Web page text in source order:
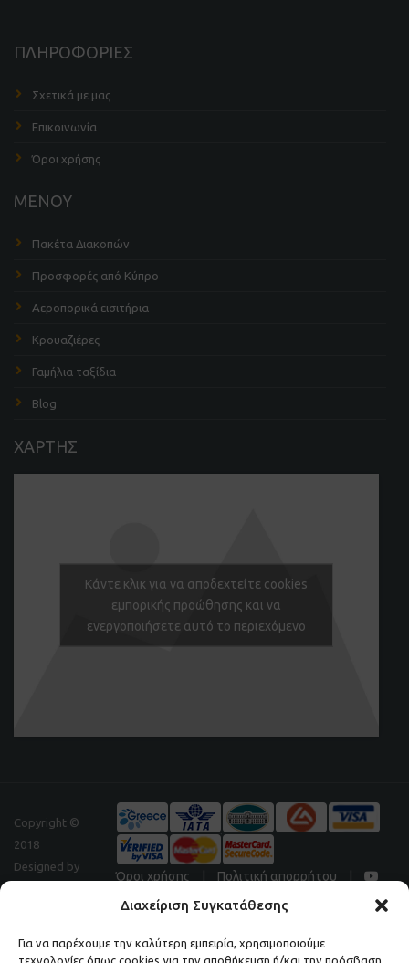
Διαχείριση Συγκατάθεσης
Για να παρέχουμε την καλύτερη εμπειρία, χρησιμοποιούμε
τεχνολογίες όπως cookies για την αποθήκευση ή/και την πρόσβαση
ΠΛΗΡΟΦΟΡΙΕΣ
Σχετικά με μας
Επικοινωνία
Όροι χρήσης
ΜΕΝΟΥ
Πακέτα Διακοπών
Προσφορές από Κύπρο
Αεροπορικά εισιτήρια
Κρουαζιέρες
Γαμήλια ταξίδια
Blog
ΧΑΡΤΗΣ
Κάντε κλικ για να αποδεχτείτε cookies
εμπορικής προώθησης και να
ενεργοποιήσετε αυτό το περιεχόμενο
Copyright ©
2018
Designed by
Όροι χρήσης Πολιτική απορρήτου